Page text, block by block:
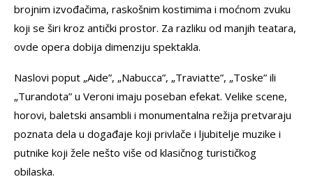
brojnim izvođačima, raskošnim kostimima i moćnom zvuku
koji se širi kroz antički prostor. Za razliku od manjih teatara,
ovde opera dobija dimenziju spektakla.
Naslovi poput „Aide”, „Nabucca”, „Traviatte”, „Toske” ili
„Turandota” u Veroni imaju poseban efekat. Velike scene,
horovi, baletski ansambli i monumentalna režija pretvaraju
poznata dela u događaje koji privlače i ljubitelje muzike i
putnike koji žele nešto više od klasičnog turističkog
obilaska.